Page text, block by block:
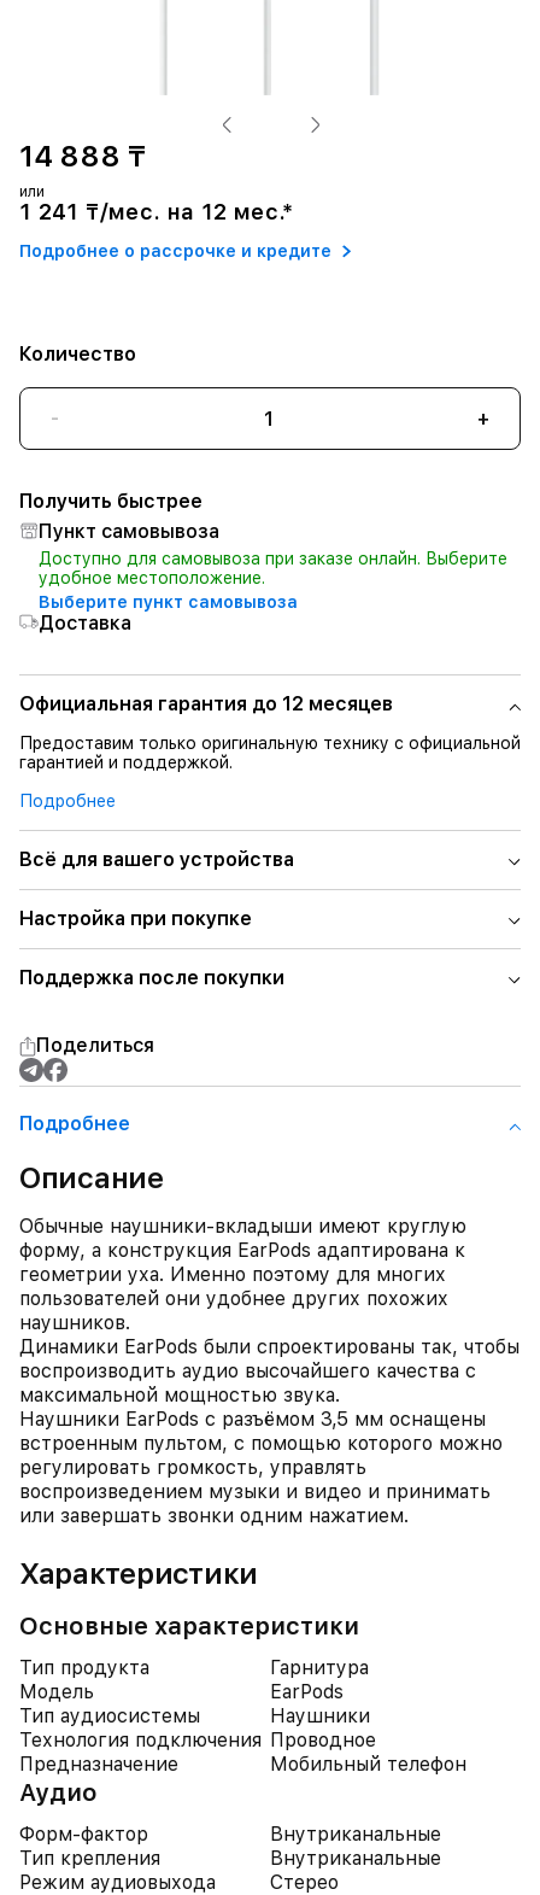
14 888 ₸
или
1 241 ₸/мес. на 12 мес.*
Подробнее о рассрочке и кредите
Количество
- +
Получить быстрее
Пункт самовывоза
Доступно для самовывоза при заказе онлайн. Выберите
удобное местоположение.
Выберите пункт самовывоза
Доставка
Официальная гарантия до 12 месяцев
Предоставим только оригинальную технику с официальной
гарантией и поддержкой.
Подробнее
Всё для вашего устройства
Настройка при покупке
Поддержка после покупки
Поделиться
Подробнее
Описание
Обычные наушники‑вкладыши имеют круглую
форму, а конструкция EarPods адаптирована к
геометрии уха. Именно поэтому для многих
пользователей они удобнее других похожих
наушников.
Динамики EarPods были спроектированы так, чтобы
воспроизводить аудио высочайшего качества с
максимальной мощностью звука.
Наушники EarPods с разъёмом 3,5 мм оснащены
встроенным пультом, с помощью которого можно
регулировать громкость, управлять
воспроизведением музыки и видео и принимать
или завершать звонки одним нажатием.
Характеристики
Основные характеристики
Тип продукта
Гарнитура
Модель
EarPods
Тип аудиосистемы
Наушники
Технология подключения Проводное
Предназначение
Мобильный телефон
Аудио
Форм-фактор
Внутриканальные
Тип крепления
Внутриканальные
Режим аудиовыхода
Стерео